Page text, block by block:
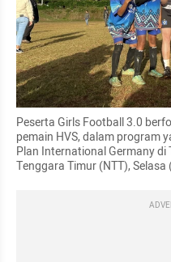
Peserta Girls Football 3.0
pemain HVS, dalam program
Plan International Germany di
Tenggara Timur (NTT),